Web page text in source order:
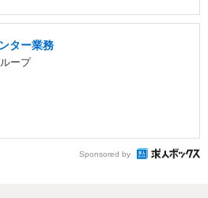
ター業務
ープ
Sponsored by